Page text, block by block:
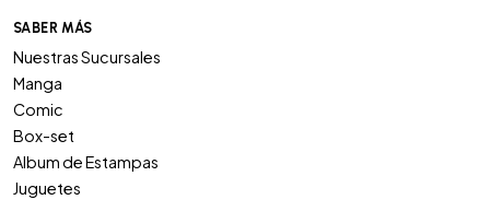
SABER MÁS
Nuestras Sucursales
Manga
Comic
Box-set
Album de Estampas
Juguetes